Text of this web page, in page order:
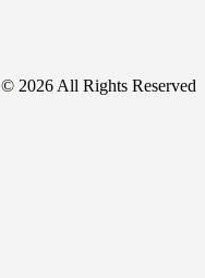
© 2026 All Rights Reserved